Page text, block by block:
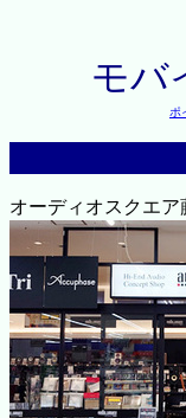
モバ
ポ
オーディオスクエア